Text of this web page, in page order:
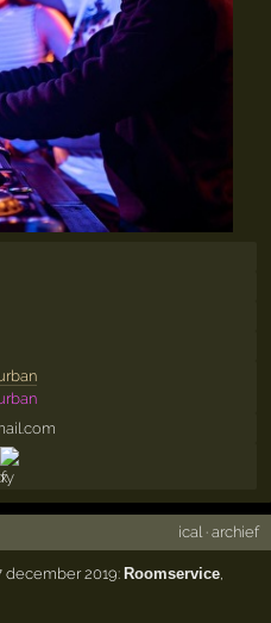
ical· archief
december 2019: Roomservice